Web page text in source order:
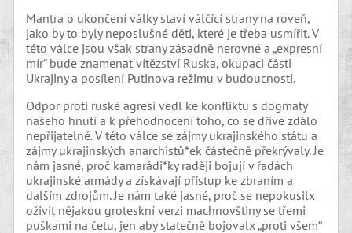
Mantra o ukončení války staví válčící strany na roveň,
jako by to byly neposlušné děti, které je třeba usmířit. V
této válce jsou však strany zásadně nerovné a „expresní
mír“ bude znamenat vítězství Ruska, okupaci části
Ukrajiny a posílení Putinova režimu v budoucnosti.
Odpor proti ruské agresi vedl ke konfliktu s dogmaty
našeho hnutí a k přehodnocení toho, co se dříve zdálo
nepřijatelné. V této válce se zájmy ukrajinského státu a
zájmy ukrajinských anarchistů*ek částečně překrývaly. Je
nám jasné, proč kamarádi*ky raději bojují v řadách
ukrajinské armády a získávají přístup ke zbraním a
dalším zdrojům. Je nám také jasné, proč se nepokusilx
oživit nějakou groteskní verzi machnovštiny se třemi
puškami na četu, jen aby statečně bojovalx „proti všem“